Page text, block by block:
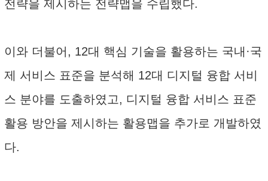
전략을 제시하는 전략맵을 수립했다.
이와 더불어, 12대 핵심 기술을 활용하는 국내·국
제 서비스 표준을 분석해 12대 디지털 융합 서비
스 분야를 도출하였고, 디지털 융합 서비스 표준
활용 방안을 제시하는 활용맵을 추가로 개발하였
다.